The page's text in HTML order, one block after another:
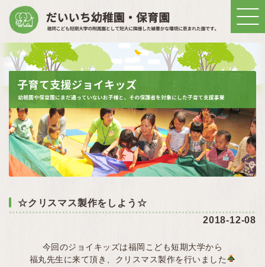
☆クリスマス製作をしよう☆
2018-12-08
今回のジョイキッズは福岡こども短期大学から
福丸先生に来て頂き、クリスマス製作を行いました